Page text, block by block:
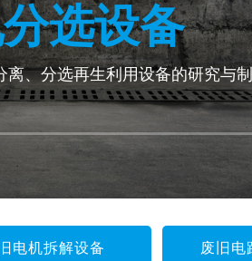
选设备
离、分选再生利用设备的研究与
电机拆解设备 废旧电